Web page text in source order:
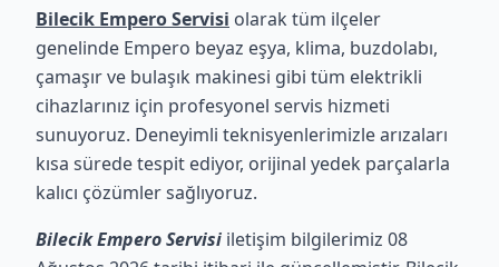
Bilecik Empero Servisi olarak tüm ilçeler
genelinde Empero beyaz eşya, klima, buzdolabı,
çamaşır ve bulaşık makinesi gibi tüm elektrikli
cihazlarınız için profesyonel servis hizmeti
sunuyoruz. Deneyimli teknisyenlerimizle arızaları
kısa sürede tespit ediyor, orijinal yedek parçalarla
kalıcı çözümler sağlıyoruz.
Bilecik Empero Servisi iletişim bilgilerimiz 08